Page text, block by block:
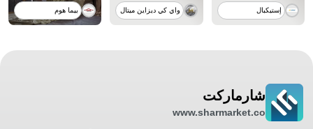
إستيكبال واي كي ديزاين ميتال بيما هوم
شارماركت
www.sharmarket.co